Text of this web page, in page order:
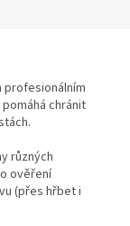
profesionálním
chránit
různých
ověření
(přes hřbet i